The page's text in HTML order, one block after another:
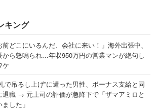
キング
前どこにいるんだ、会社に来い！」海外出張中、
から怒鳴られ…年収950万円の営業マンが絶句し
ケ
で吊るし上げ”に遭った男性、ボーナス支給と同
退職 → 元上司の評価が急降下で「ザマアミロと
した」